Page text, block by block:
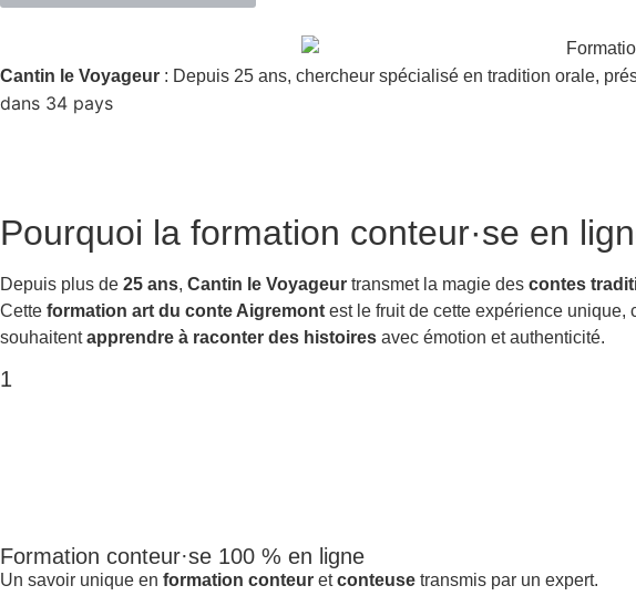
Cantin le Voyageur : Depuis 25 ans, chercheur spécialisé en tradition orale,
dans 34 pays
Pourquoi la formation conteur·se en
Depuis plus de 25 ans, Cantin le Voyageur transmet la magie des contes
Cette formation art du conte Aigremont est le fruit de cette expérience unique,
souhaitentapprendre à raconter des histoires avec émotion et authenticité.
1
Formation conteur·se 100 % en ligne
Un savoir unique en formation conteur etconteuse transmis par un expert.